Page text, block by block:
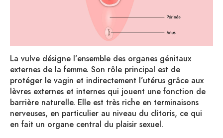
La vulve désigne l’ensemble des organes génitaux
externes de la femme. Son rôle principal est de
protéger le vagin et indirectement l’utérus grâce aux
lèvres externes et internes qui jouent une fonction de
barrière naturelle. Elle est très riche en terminaisons
nerveuses, en particulier au niveau du clitoris, ce qui
en fait un organe central du plaisir sexuel.